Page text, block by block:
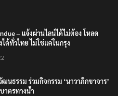
– แจ้งผ่านไลน์ได้ไม่ต้อง โหลด
ด้ทั่วไทย ไม่ใช่แค่ในกรุง
นธรรม ร่วมกิจกรรม ‘นาวาภิกขาจาร’
าตรทางน้ำ